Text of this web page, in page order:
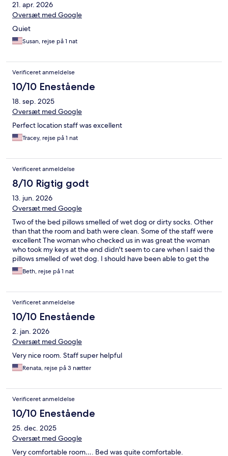
21. apr. 2026
Oversæt med Google
Quiet
Susan, rejse på 1 nat
Verificeret anmeldelse
10/10 Enestående
18. sep. 2025
Oversæt med Google
Perfect location staff was excellent
Tracey, rejse på 1 nat
Verificeret anmeldelse
8/10 Rigtig godt
13. jun. 2026
Oversæt med Google
Two of the bed pillows smelled of wet dog or dirty socks. Other
than that the room and bath were clean. Some of the staff were
excellent The woman who checked us in was great the woman
who took my keys at the end didn't seem to care when I said the
pillows smelled of wet dog. I should have been able to get the
rest easy rate because my husband was having a procedure at
Dartmouth but when I called the hotel desk the week before I
Hotel.com
Beth, rejse på 1 nat
Verificeret anmeldelse
10/10 Enestående
2. jan. 2026
Oversæt med Google
Very nice room. Staff super helpful
Renata, rejse på 3 nætter
Verificeret anmeldelse
10/10 Enestående
25. dec. 2025
Oversæt med Google
Very comfortable room…. Bed was quite comfortable.